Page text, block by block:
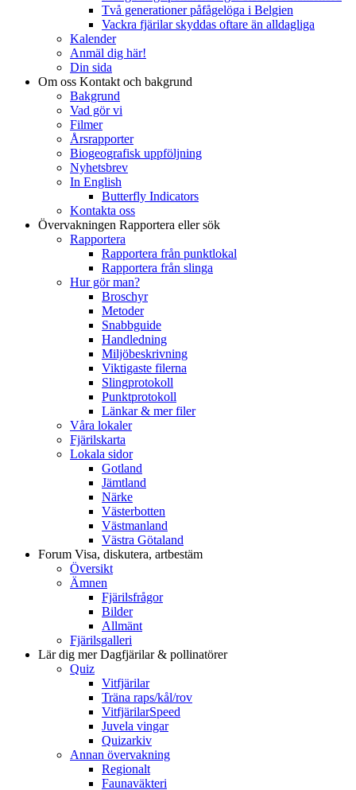
Två generationer påfågelöga i Belgien
Vackra fjärilar skyddas oftare än alldagliga
Kalender
Anmäl dig här!
Din sida
Om oss Kontakt och bakgrund
Bakgrund
Vad gör vi
Filmer
Årsrapporter
Biogeografisk uppföljning
Nyhetsbrev
In English
Butterfly Indicators
Kontakta oss
Övervakningen Rapportera eller sök
Rapportera
Rapportera från punktlokal
Rapportera från slinga
Hur gör man?
Broschyr
Metoder
Snabbguide
Handledning
Miljöbeskrivning
Viktigaste filerna
Slingprotokoll
Punktprotokoll
Länkar & mer filer
Våra lokaler
Fjärilskarta
Lokala sidor
Gotland
Jämtland
Närke
Västerbotten
Västmanland
Västra Götaland
Forum Visa, diskutera, artbestäm
Översikt
Ämnen
Fjärilsfrågor
Bilder
Allmänt
Fjärilsgalleri
Lär dig merDagfjärilar & pollinatörer
Quiz
Vitfjärilar
Träna raps/kål/rov
VitfjärilarSpeed
Juvela vingar
Quizarkiv
Annan övervakning
Regionalt
Faunaväkteri